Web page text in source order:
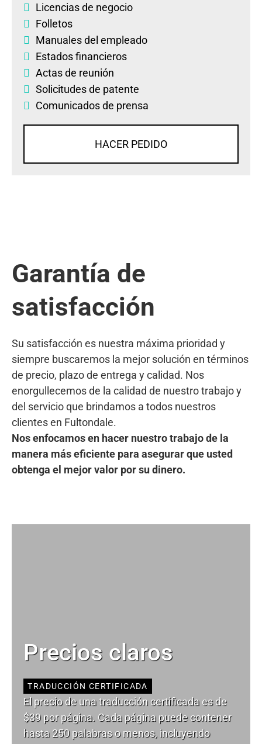
Licencias de negocio
Folletos
Manuales del empleado
Estados financieros
Actas de reunión
Solicitudes de patente
Comunicados de prensa
HACER PEDIDO
Garantía de
satisfacción
Su satisfacción es nuestra máxima prioridad y
siempre buscaremos la mejor solución en términos
de precio, plazo de entrega y calidad. Nos
enorgullecemos de la calidad de nuestro trabajo y
del servicio que brindamos a todos nuestros
clientes en Fultondale.
Nos enfocamos en hacer nuestro trabajo de la
manera más eficiente para asegurar que usted
obtenga el mejor valor por su dinero.
Precios claros
TRADUCCIÓN CERTIFICADA
El precio de una traducción certificada es de
$39 por página. Cada página puede contener
hasta 250 palabras o menos, incluyendo